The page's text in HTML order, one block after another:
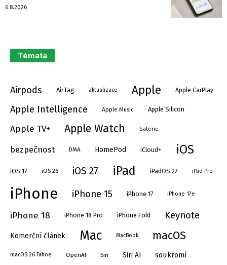
6.8.2026
Témata
Airpods AirTag aktualizace Apple Apple CarPlay
Apple Intelligence Apple Music Apple Silicon
Apple TV+ Apple Watch baterie
bezpečnost DMA HomePod iCloud+ iOS
iOS 17 iOS 26 iOS 27 iPad iPadOS 27 iPad Pro
iPhone iPhone 15 iPhone 17 iPhone 17e
iPhone 18 iPhone 18 Pro iPhone Fold Keynote
Komerční článek Mac MacBook macOS
macOS 26 Tahoe OpenAI Siri Siri AI soukromí